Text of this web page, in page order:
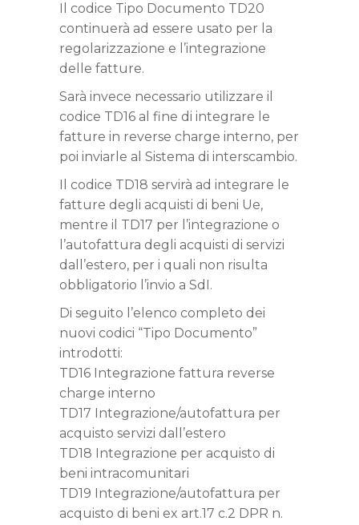
Il codice Tipo Documento TD20
continuerà ad essere usato per la
regolarizzazione e l’integrazione
delle fatture.
Sarà invece necessario utilizzare il
codice TD16 al fine di integrare le
fatture in reverse charge interno, per
poi inviarle al Sistema di interscambio.
Il codice TD18 servirà ad integrare le
fatture degli acquisti di beni Ue,
mentre il TD17 per l’integrazione o
l’autofattura degli acquisti di servizi
dall’estero, per i quali non risulta
obbligatorio l’invio a SdI.
Di seguito l’elenco completo dei
nuovi codici “Tipo Documento”
introdotti:
TD16 Integrazione fattura reverse
charge interno
TD17 Integrazione/autofattura per
acquisto servizi dall’estero
TD18 Integrazione per acquisto di
beni intracomunitari
TD19 Integrazione/autofattura per
acquisto di beni ex art.17 c.2 DPR n.